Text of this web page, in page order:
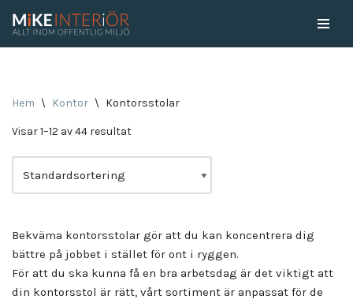
Hem \ Kontor \ Kontorsstolar
Visar 1–12 av 44 resultat
Bekväma kontorsstolar gör att du kan koncentrera dig
bättre på jobbet i stället för ont i ryggen.
För att du ska kunna få en bra arbetsdag är det viktigt att
din kontorsstol är rätt, vårt sortiment är anpassat för de